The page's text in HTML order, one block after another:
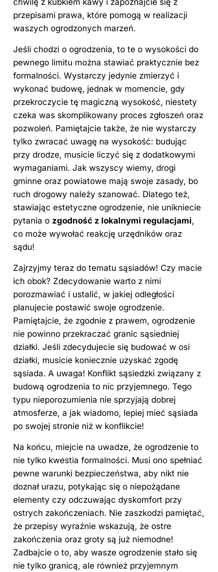
przepisami prawa, które pomogą w realizacji
waszych ogrodzonych marzeń.
Jeśli chodzi o ogrodzenia, to te o wysokości do
pewnego limitu można stawiać praktycznie bez
formalności. Wystarczy jedynie zmierzyć i
wykonać budowę, jednak w momencie, gdy
przekroczycie tę magiczną wysokość, niestety
czeka was skomplikowany proces zgłoszeń oraz
pozwoleń. Pamiętajcie także, że nie wystarczy
tylko zwracać uwagę na wysokość: budując
przy drodze, musicie liczyć się z dodatkowymi
wymaganiami. Jak wszyscy wiemy, drogi
gminne oraz powiatowe mają swoje zasady, bo
ruch drogowy należy szanować. Dlatego też,
stawiając estetyczne ogrodzenie, nie unikniecie
pytania o zgodność z lokalnymi regulacjami,
co może wywołać reakcję urzędników oraz
sądu!
Zajrzyjmy teraz do tematu sąsiadów! Czy macie
ich obok? Zdecydowanie warto z nimi
porozmawiać i ustalić, w jakiej odległości
planujecie postawić swoje ogrodzenie.
Pamiętajcie, że zgodnie z prawem, ogrodzenie
nie powinno przekraczać granic sąsiedniej
działki. Jeśli zdecydujecie się budować w osi
działki, musicie koniecznie uzyskać zgodę
sąsiada. A uwaga! Konflikt sąsiedzki związany z
budową ogrodzenia to nic przyjemnego. Tego
typu nieporozumienia nie sprzyjają dobrej
atmosferze, a jak wiadomo, lepiej mieć sąsiada
po swojej stronie niż w konflikcie!
Na końcu, miejcie na uwadze, że ogrodzenie to
nie tylko kwestia formalności. Musi ono spełniać
pewne warunki bezpieczeństwa, aby nikt nie
doznał urazu, potykając się o niepożądane
elementy czy odczuwając dyskomfort przy
ostrych zakończeniach. Nie zaszkodzi pamiętać,
że przepisy wyraźnie wskazują, że ostre
zakończenia oraz groty są już niemodne!
Zadbajcie o to, aby wasze ogrodzenie stało się
nie tylko granicą, ale również przyjemnym